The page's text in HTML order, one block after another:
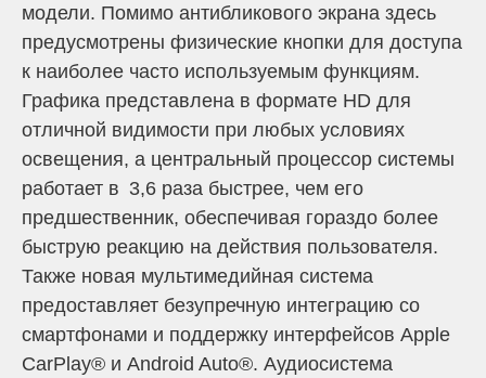
модели. Помимо антибликового экрана здесь
предусмотрены физические кнопки для доступа
к наиболее часто используемым функциям.
Графика представлена в формате HD для
отличной видимости при любых условиях
освещения, а центральный процессор системы
работает в 3,6 раза быстрее, чем его
предшественник, обеспечивая гораздо более
быструю реакцию на действия пользователя.
Также новая мультимедийная система
предоставляет безупречную интеграцию со
смартфонами и поддержку интерфейсов Apple
CarPlay® и Android Auto®. Аудиосистема